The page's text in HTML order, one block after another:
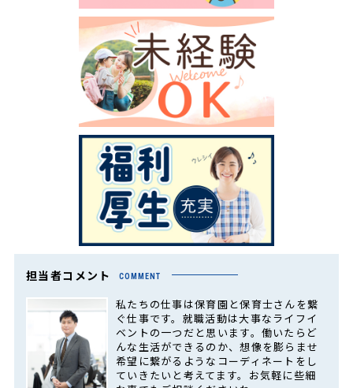
担当者コメント COMMENT
私たちの仕事は保育園と保育士さんを繋
ぐ仕事です。就職活動は大事なライフイ
ベントの一つだと思います。働いたらど
んな生活ができるのか、想像を膨らませ
希望に繋がるようなコーディネートをし
ていきたいと考えてます。お気軽に些細